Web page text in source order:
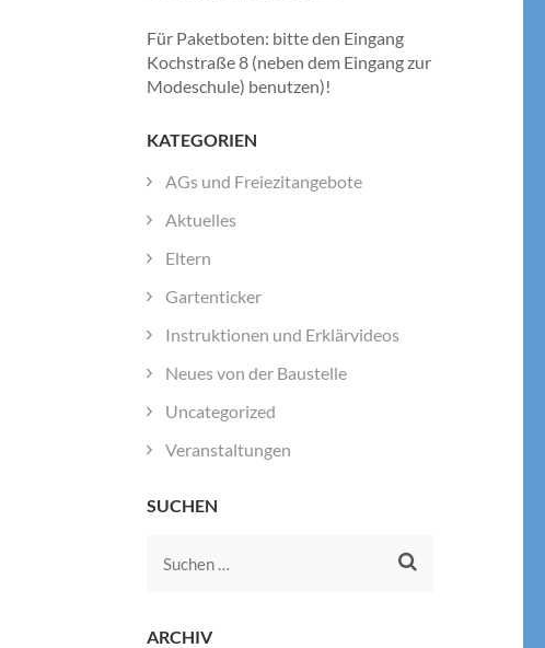
Für Paketboten: bitte den Eingang
Kochstraße 8 (neben dem Eingang zur
Modeschule) benutzen)!
KATEGORIEN
AGs und Freiezitangebote
Aktuelles
Eltern
Gartenticker
Instruktionen und Erklärvideos
Neues von der Baustelle
Uncategorized
Veranstaltungen
SUCHEN
Suchen
ARCHIV